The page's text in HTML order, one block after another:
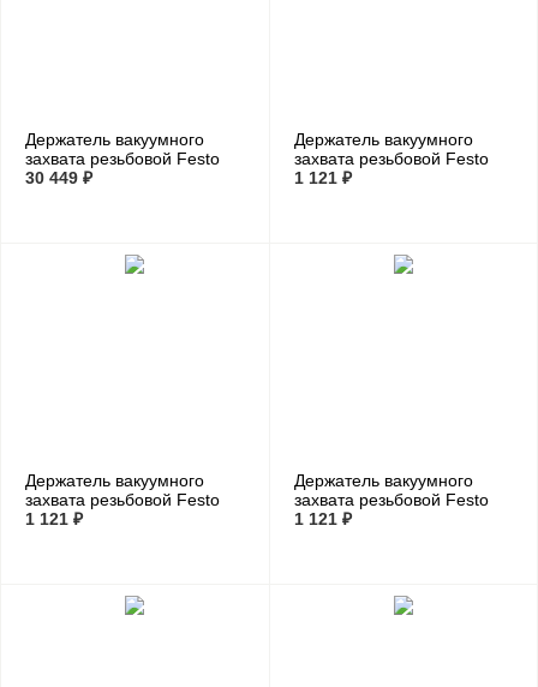
Держатель вакуумного
захвата резьбовой Festo
ESH-HDL-6-G
30 449 ₽
Держатель вакуумного
захвата резьбовой Festo
ESH-HE-1-M3
1 121 ₽
Держатель вакуумного
захвата резьбовой Festo
ESH-HE-2-M5
1 121 ₽
Держатель вакуумного
захвата резьбовой Festo
ESH-HE-3-G1/8
1 121 ₽